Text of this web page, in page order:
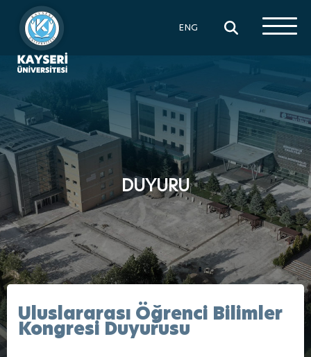
ENG ×
DUYURU
Uluslararası Öğrenci Bilimler
Kongresi Duyurusu